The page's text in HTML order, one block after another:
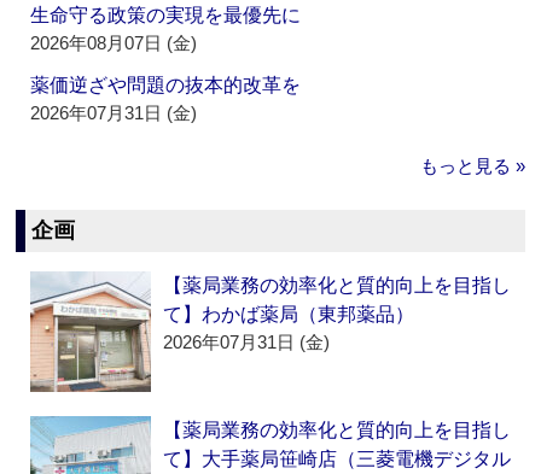
生命守る政策の実現を最優先に
2026年08月07日 (金)
薬価逆ざや問題の抜本的改革を
2026年07月31日 (金)
もっと見る »
企画
【薬局業務の効率化と質的向上を目指し
て】わかば薬局（東邦薬品）
2026年07月31日 (金)
【薬局業務の効率化と質的向上を目指し
て】大手薬局笹崎店（三菱電機デジタル